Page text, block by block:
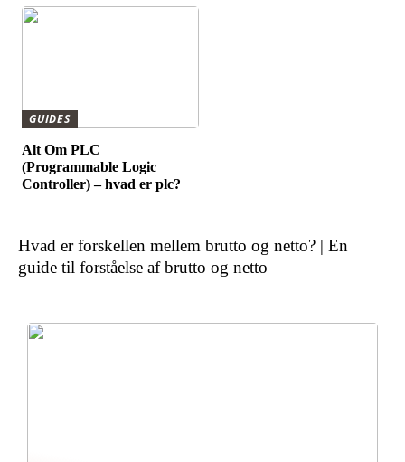
GUIDES
Alt Om PLC
(Programmable Logic
Controller) – hvad er plc?
Hvad er forskellen mellem brutto og netto? | En
guide til forståelse af brutto og netto